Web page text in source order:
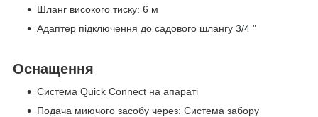
Шланг високого тиску: 6 м
Адаптер підключення до садового шлангу 3/4 "
Оснащення
Система Quick Connect на апараті
Подача миючого засобу через: Система забору